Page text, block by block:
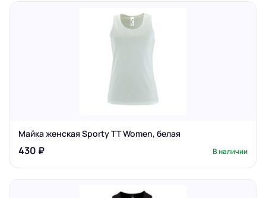
Майка женская Sporty TT Women, белая
430 ₽ В наличии